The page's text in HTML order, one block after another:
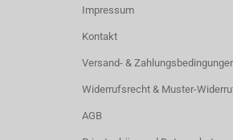
Impressum
Kontakt
Versand- &
Widerrufsrecht & Muster-
AGB